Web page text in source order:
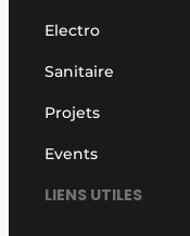
Electro
Sanitaire
Projets
Events
LIENS UTILES